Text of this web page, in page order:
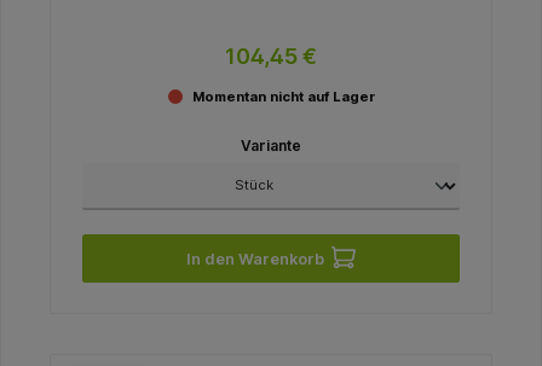
104,45 €
Momentan nicht auf Lager
Variante
In den Warenkorb